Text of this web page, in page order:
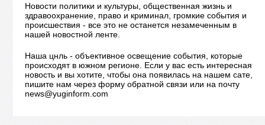
Новости политики и культуры, общественная жизнь и
здравоохранение, право и криминал, громкие события и
происшествия - все это не останется незамеченным в
нашей новостной ленте.
Наша цнль - объективное освещение события, которые
происходят в южном регионе. Если у вас есть интересная
новость и вы хотите, чтобы она появилась на нашем сате,
пишите нам через форму обратной связи или на почту
news@yuginform.com